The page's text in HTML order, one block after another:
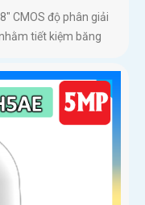
CMOS độ phân giải
tiết kiệm băng